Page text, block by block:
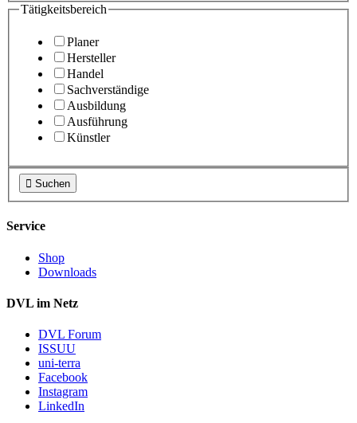
Tätigkeitsbereich
Planer
Hersteller
Handel
Sachverständige
Ausbildung
Ausführung
Künstler
 Suchen
Service
Shop
Downloads
DVL im Netz
DVL Forum
ISSUU
uni-terra
Facebook
Instagram
LinkedIn